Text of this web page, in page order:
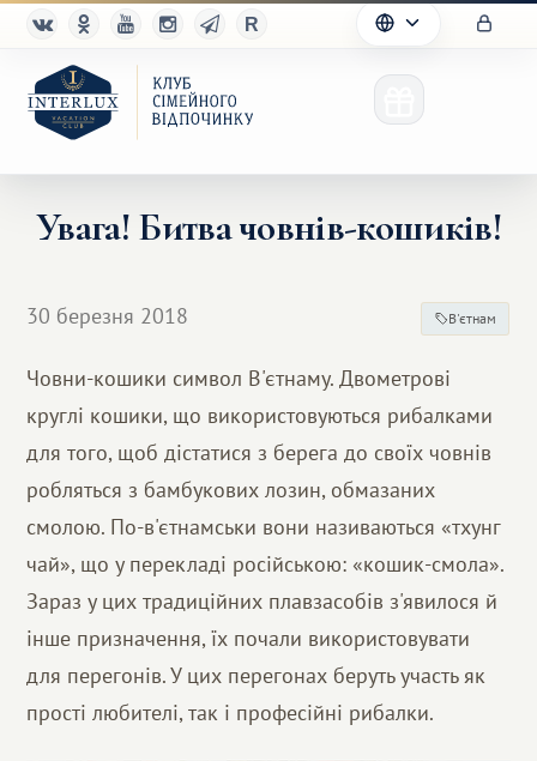
Переваги
Партнерам
Благотворительность
Увага! Битва човнів-кошиків!
30 березня 2018 В'єтнам
Човни-кошики символ В'єтнаму. Двометрові
круглі кошики, що використовуються рибалками
для того, щоб дістатися з берега до своїх човнів
робляться з бамбукових лозин, обмазаних
смолою. По-в'єтнамськи вони називаються «тхунг
чай», що у перекладі російською: «кошик-смола».
Зараз у цих традиційних плавзасобів з'явилося й
інше призначення, їх почали використовувати
для перегонів. У цих перегонах беруть участь як
прості любителі, так і професійні рибалки.